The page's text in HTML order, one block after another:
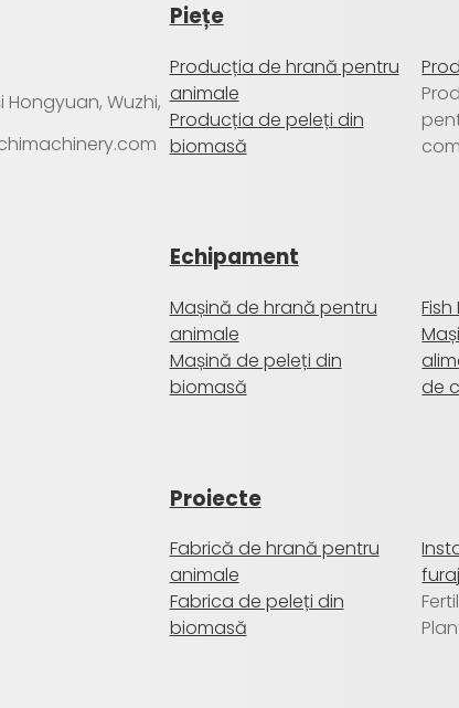
Wuzhi,
Piețe
Producția de hrană pentru
animale
Producția de peleți din
biomasă
Echipament
Mașină de hrană pentru
animale
Mașină de peleți din
biomasă
de
Proiecte
Fabrică de hrană pentru
animale
Fabrica de peleți din
biomasă